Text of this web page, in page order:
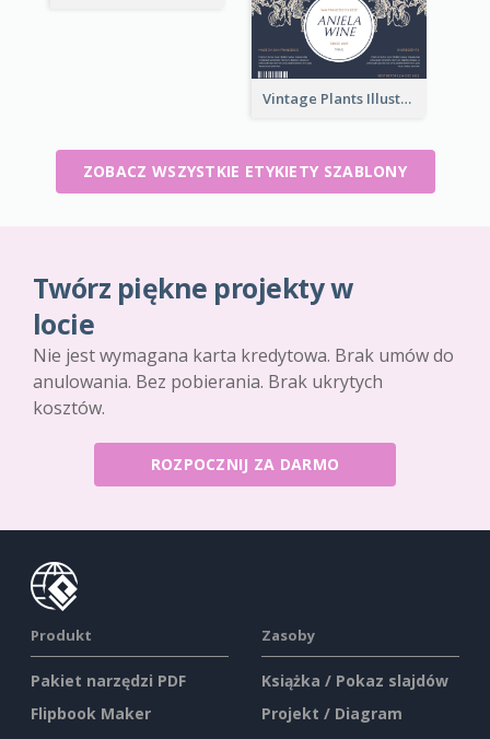
Vintage Plants Illustration Wine Label
ZOBACZ WSZYSTKIE ETYKIETY SZABLONY
Twórz piękne projekty w
locie
Nie jest wymagana karta kredytowa. Brak umów do
anulowania. Bez pobierania. Brak ukrytych
kosztów.
ROZPOCZNIJ ZA DARMO
Produkt
Pakiet narzędzi PDF
Flipbook Maker
Zasoby
Książka / Pokaz slajdów
Projekt / Diagram